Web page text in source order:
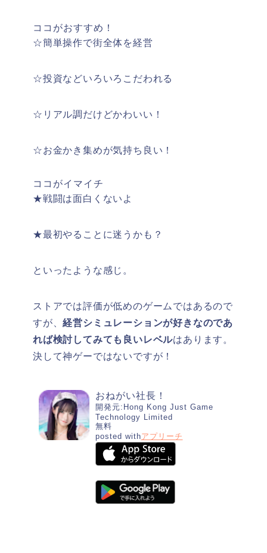
ココがおすすめ！
☆簡単操作で街全体を経営
☆投資などいろいろこだわれる
☆リアル調だけどかわいい！
☆お金かき集めが気持ち良い！
ココがイマイチ
★戦闘は面白くないよ
★最初やることに迷うかも？
といったような感じ。
ストアでは評価が低めのゲームではあるので
すが、経営シミュレーションが好きなのであ
れば検討してみても良いレベルはあります。
決して神ゲーではないですが！
おねがい社長！
開発元: Hong Kong Just Game
Technology Limited
無料
posted withアプリーチ